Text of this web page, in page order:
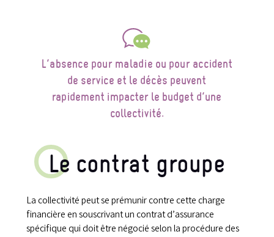
L’absence pour maladie ou pour accident
de service et le décès peuvent
rapidement impacter le budget d’une
collectivité.
Le contrat groupe
La collectivité peut se prémunir contre cette charge
financière en souscrivant un contrat d’assurance
spécifique qui doit être négocié selon la procédure des